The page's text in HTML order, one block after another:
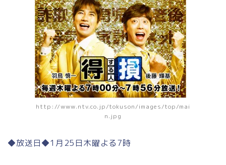
http://www.ntv.co.jp/tokuson/images/top/mai
n.jpg
◆放送日◆1月25日木曜よる7時